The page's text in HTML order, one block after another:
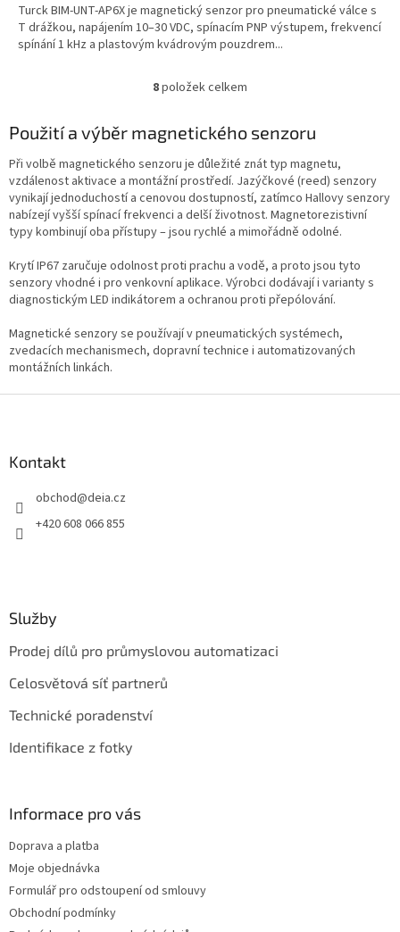
Turck BIM-UNT-AP6X je magnetický senzor pro pneumatické válce s
T drážkou, napájením 10–30 VDC, spínacím PNP výstupem, frekvencí
spínání 1 kHz a plastovým kvádrovým pouzdrem...
O
l
á
d
a
c
í
p
v
k
y
ý
p
u
8položek celkem
Použití a výběr magnetického senzoru
Při volbě magnetického senzoru je důležité znát typ magnetu,
vzdálenost aktivace a montážní prostředí. Jazýčkové (reed) senzory
vynikají jednoduchostí a cenovou dostupností, zatímco Hallovy senzory
nabízejí vyšší spínací frekvenci a delší životnost. Magnetorezistivní
typy kombinují oba přístupy – jsou rychlé a mimořádně odolné.
Krytí IP67 zaručuje odolnost proti prachu a vodě, a proto jsou tyto
senzory vhodné i pro venkovní aplikace. Výrobci dodávají i varianty s
diagnostickým LED indikátorem a ochranou proti přepólování.
Magnetické senzory se používají v pneumatických systémech,
zvedacích mechanismech, dopravní technice i automatizovaných
montážních linkách.
Kontakt
obchod@deia.cz
+420 608 066 855
Služby
Prodej dílů pro průmyslovou automatizaci
Celosvětová síť partnerů
Technické poradenství
Identifikace z fotky
Informace pro vás
Doprava a platba
Moje objednávka
Formulář pro odstoupení od smlouvy
Obchodní podmínky